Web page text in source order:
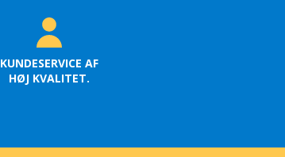
KUNDESERVICE AF
HØJ KVALITET.